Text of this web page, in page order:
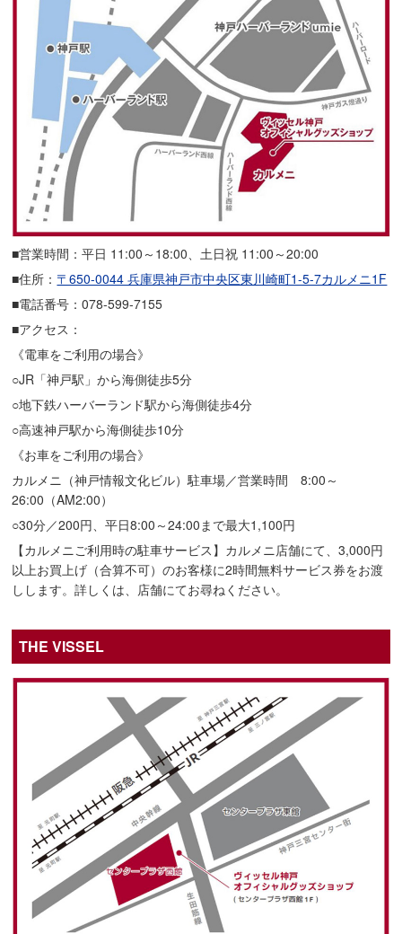
■営業時間：平日 11:00～18:00、土日祝 11:00～20:00
■住所： 〒650-0044 兵庫県神戸市中央区東川崎町1-5-7カルメニ1F
■電話番号：078-599-7155
■アクセス：
《電車をご利用の場合》
○JR「神戸駅」から海側徒歩5分
○地下鉄ハーバーランド駅から海側徒歩4分
○高速神戸駅から海側徒歩10分
《お車をご利用の場合》
カルメニ（神戸情報文化ビル）駐車場／営業時間 8:00～
26:00（AM2:00）
○30分／200円、平日8:00～24:00まで最大1,100円
【カルメニご利用時の駐車サービス】カルメニ店舗にて、3,000円
以上お買上げ（合算不可）のお客様に2時間無料サービス券をお渡
しします。詳しくは、店舗にてお尋ねください。
THE VISSEL